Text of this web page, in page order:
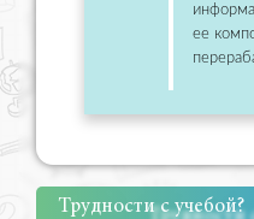
ее
Трудности с учебой?